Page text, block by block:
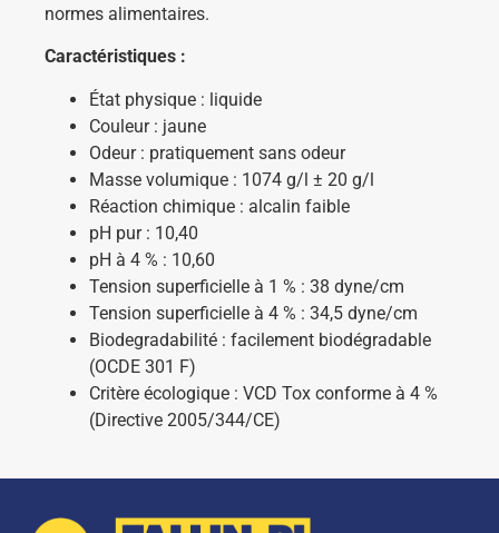
normes alimentaires.
Caractéristiques :
État physique : liquide
Couleur : jaune
Odeur : pratiquement sans odeur
Masse volumique : 1074 g/l ± 20 g/l
Réaction chimique : alcalin faible
pH pur : 10,40
pH à 4 % : 10,60
Tension superficielle à 1 % : 38 dyne/cm
Tension superficielle à 4 % : 34,5 dyne/cm
Biodegradabilité : facilement biodégradable
(OCDE 301 F)
Critère écologique : VCD Tox conforme à 4 %
(Directive 2005/344/CE)